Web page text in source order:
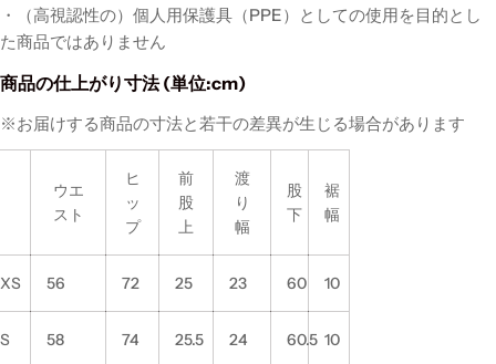
・（高視認性の）個人用保護具（PPE）としての使用を目的とし
た商品ではありません
商品の仕上がり寸法 (単位:cm)
※お届けする商品の寸法と若干の差異が生じる場合があります
ウエ
スト
ヒ
ッ
プ
前
股
上
渡
り
幅
股
下
裾
幅
XS 56 72 25 23 60 10
S 58 74 25.5 24 60.5 10